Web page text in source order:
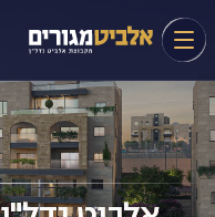
to
content